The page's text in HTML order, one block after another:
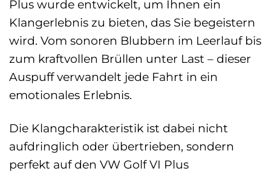
Plus wurde entwickelt, um Ihnen ein
Klangerlebnis zu bieten, das Sie begeistern
wird. Vom sonoren Blubbern im Leerlauf bis
zum kraftvollen Brüllen unter Last – dieser
Auspuff verwandelt jede Fahrt in ein
emotionales Erlebnis.
Die Klangcharakteristik ist dabei nicht
aufdringlich oder übertrieben, sondern
perfekt auf den VW Golf VI Plus